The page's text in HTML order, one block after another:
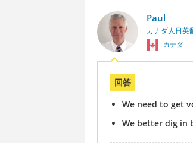
Paul
カナダ人日英
カナダ
回答
We need to get
We better dig in